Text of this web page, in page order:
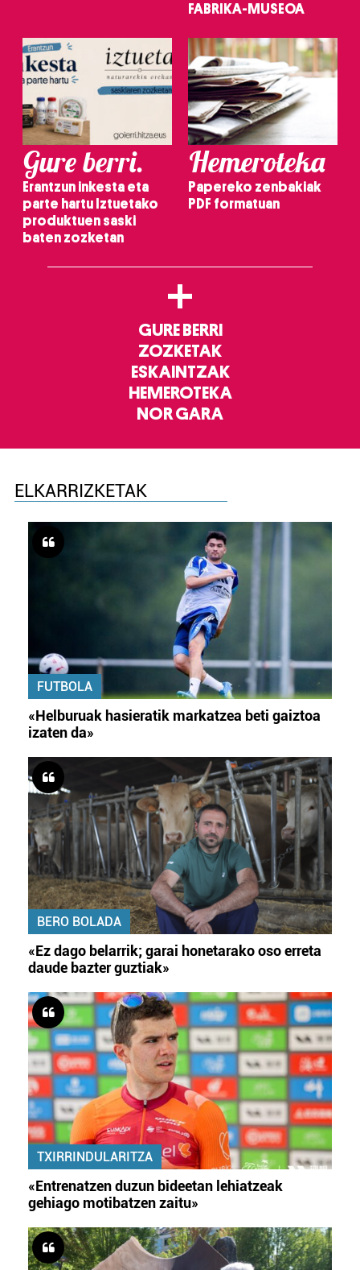
FABRIKA-MUSEOA
Gure berri.
Erantzun inkesta eta
parte hartu Iztuetako
produktuen saski
baten zozketan
Hemeroteka
Papereko zenbakiak
PDF formatuan
+
GURE BERRI
ZOZKETAK
ESKAINTZAK
HEMEROTEKA
NOR GARA
ELKARRIZKETAK
FUTBOLA
«Helburuak hasieratik markatzea beti gaiztoa
izaten da»
BERO BOLADA
«Ez dago belarrik; garai honetarako oso erreta
daude bazter guztiak»
TXIRRINDULARITZA
«Entrenatzen duzun bideetan lehiatzeak
gehiago motibatzen zaitu»